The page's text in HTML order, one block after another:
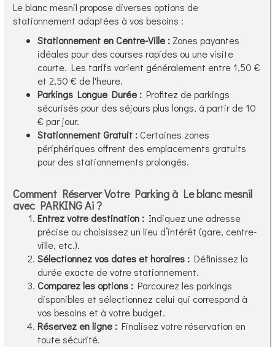
Le blanc mesnil propose diverses options de
stationnement adaptées à vos besoins :
Stationnement en Centre-Ville : Zones payantes
idéales pour des courses rapides ou une visite
courte. Les tarifs varient généralement entre 1,50 €
et 2,50 € de l'heure.
Parkings Longue Durée : Profitez de parkings
sécurisés pour des séjours plus longs, à partir de 10
€ par jour.
Stationnement Gratuit :Certaines zones
périphériques offrent des emplacements gratuits
pour des stationnements prolongés.
Comment Réserver Votre Parking à Le blanc mesnil
avec PARKING Ai ?
Entrez votre destination : Indiquez une adresse
précise ou choisissez un lieu d’intérêt (gare, centre-
ville, etc.).
Sélectionnez vos dates et horaires : Définissez la
durée exacte de votre stationnement.
Comparez les options : Parcourez les parkings
disponibles et sélectionnez celui qui correspond à
vos besoins et à votre budget.
Réservez en ligne : Finalisez votre réservation en
toute sécurité.